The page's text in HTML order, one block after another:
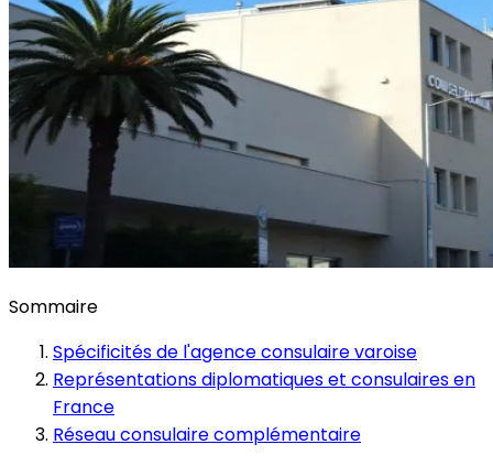
Sommaire
Spécificités de l'agence consulaire varoise
Représentations diplomatiques et consulaires en
France
Réseau consulaire complémentaire